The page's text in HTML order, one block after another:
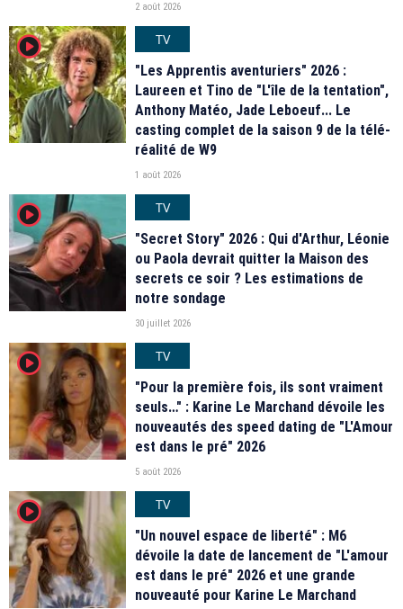
2 août 2026
player2
TV
"Les Apprentis aventuriers" 2026 :
Laureen et Tino de "L'île de la tentation",
Anthony Matéo, Jade Leboeuf... Le
casting complet de la saison 9 de la télé-
réalité de W9
1 août 2026
player2
TV
"Secret Story" 2026 : Qui d'Arthur, Léonie
ou Paola devrait quitter la Maison des
secrets ce soir ? Les estimations de
notre sondage
30 juillet 2026
player2
TV
"Pour la première fois, ils sont vraiment
seuls…" : Karine Le Marchand dévoile les
nouveautés des speed dating de "L'Amour
est dans le pré" 2026
5 août 2026
player2
TV
"Un nouvel espace de liberté" : M6
dévoile la date de lancement de "L'amour
est dans le pré" 2026 et une grande
nouveauté pour Karine Le Marchand